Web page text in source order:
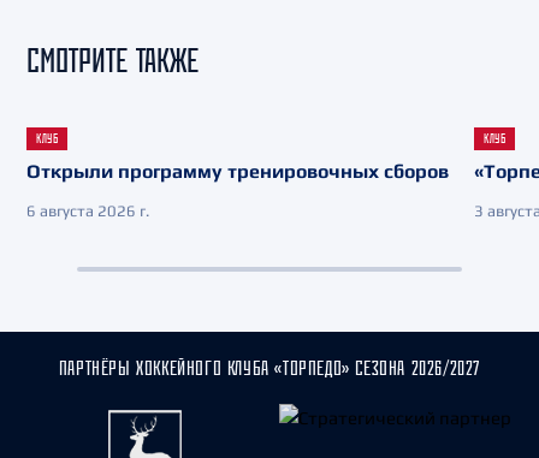
СМОТРИТЕ ТАКЖЕ
КЛУБ
Открыли программу тренировочных сборов
6 августа 2026 г.
КЛУБ
3
ПАРТНЁРЫ ХОККЕЙНОГО КЛУБА «ТОРПЕДО» СЕЗОНА 2026/2027